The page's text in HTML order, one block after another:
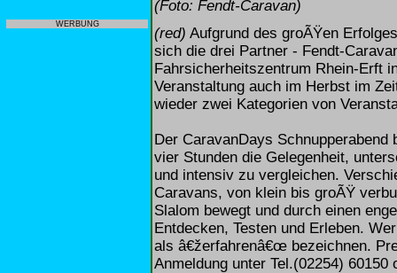
WERBUNG
(Foto: Fendt-Caravan)
(red) Aufgrund des groÃŸen
sich die drei Partner - Fendt-
Fahrsicherheitszentrum Rhein-Erft
Veranstaltung auch im Herbst im
wieder zwei Kategorien von
Der CaravanDays Schnupperabend
vier Stunden die Gelegenheit,
und intensiv zu vergleichen.
Caravans, von klein bis groÃŸ
Slalom bewegt und durch einen
Entdecken, Testen und Erleben.
als â€žerfahrenâ€œ bezeichnen.
Anmeldung unter Tel.(02254)